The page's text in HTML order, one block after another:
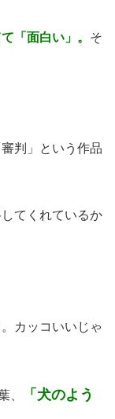
「面白い」。 そ
判」という作品
てくれているか
カッコいいじゃ
、
「犬のよう